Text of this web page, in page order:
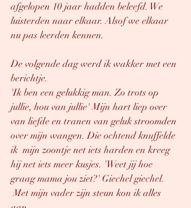
afgelopen 10 jaar hadden beleefd. We
luisterden naar elkaar. Alsof we elkaar
nu pas leerden kennen.
De volgende dag werd ik wakker met een
berichtje.
'Ik ben een gelukkig man. Zo trots op
jullie, hou van jullie' Mijn hart liep over
van liefde en tranen van geluk stroomden
over mijn wangen. Die ochtend knuffelde
ik  mijn zoontje net iets harden en kreeg
hij net iets meer kusjes. 'Weet jij hoe
graag mama jou ziet?' Giechel giechel.
Met mijn vader zijn steun kon ik alles